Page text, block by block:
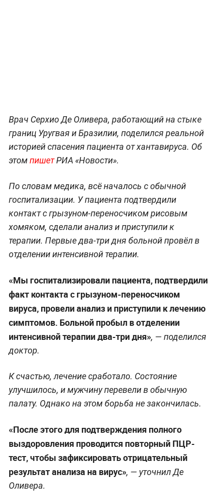
Врач Серхио Де Оливера, работающий на стыке
границ Уругвая и Бразилии, поделился реальной
историей спасения пациента от хантавируса. Об
этомпишетРИА «Новости».
По словам медика, всё началось с обычной
госпитализации. У пациента подтвердили
контакт с грызуном-переносчиком рисовым
хомяком, сделали анализ и приступили к
терапии. Первые два-три дня больной провёл в
отделении интенсивной терапии.
«Мы госпитализировали пациента, подтвердили
факт контакта с грызуном-переносчиком
вируса, провели анализ и приступили к лечению
симптомов. Больной пробыл в отделении
интенсивной терапии два-три дня», — поделился
доктор.
К счастью, лечение сработало. Состояние
улучшилось, и мужчину перевели в обычную
палату. Однако на этом борьба не закончилась.
«После этого для подтверждения полного
выздоровления проводится повторный ПЦР-
тест, чтобы зафиксировать отрицательный
результат анализа на вирус», — уточнил Де
Оливера.